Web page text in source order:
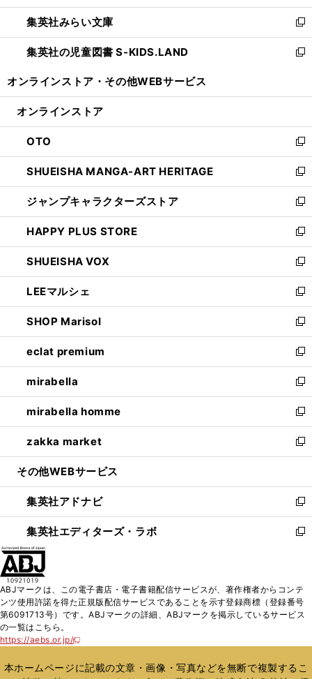
開
く
ウ
で
開
く
ン
ド
ウ
で
ウ
ィ
ン
ド
開
集英社みらい文庫
新
し
い
ン
ウ
で
開
く
集英社の児童図書 S-KIDS.LAND
新
ウ
ン
ド
ウ
で
開
く
オンラインストア・ その他WEBサービス
オンラインストア
OTO
新
し
い
ウ
ィ
ン
ド
ウ
で
開
く
SHUEISHA MANGA-ART HERITAGE
新
し
い
ウ
ィ
ン
ド
ウ
で
開
く
ジャンプキャラクターズストア
新
し
い
ウ
ィ
ン
ド
ウ
で
開
く
HAPPY PLUS STORE
新
し
い
ウ
ィ
ン
ド
ウ
で
開
く
SHUEISHA VOX
新
し
い
ウ
ィ
ン
ド
ウ
で
開
く
LEEマルシェ
新
し
い
ウ
ィ
ン
ド
ウ
で
開
く
SHOP Marisol
新
し
い
ウ
ィ
ン
ド
ウ
で
開
eclat premium
新
し
い
ウ
ィ
ン
ド
ウ
開
く
mirabella
新
し
い
ウ
ィ
ン
ウ
で
開
く
mirabella homme
新
し
い
ウ
ン
ド
ウ
で
zakka market
新
し
ウ
ィ
ン
ド
く
その他WEBサービス
集英社アドナビ
新
し
い
ド
ウ
で
集英社エディターズ・ラボ
新
ィ
ン
ド
開
ABJマークは、この電子書店・電子書籍配信サービスが、著作権者からコンテ
ンツ使用許諾を得た正規版配信サービスであることを示す登録商標（登録番号
第6091713号）です。ABJマークの詳細、ABJマークを掲示しているサービス
の一覧はこちら。
https://aebs.or.jp/
新
い
ウ
本ホームページに記載の文章・画像・写真などを無断で複製するこ